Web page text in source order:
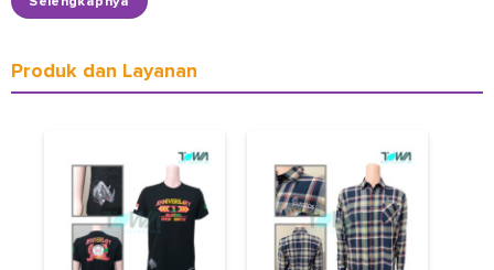
Produk dan Layanan